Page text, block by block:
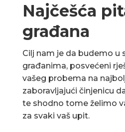
Najčešća
građana
Cilj nam je da budemo u
građanima, posvećeni
vašeg probema na
zaboravljajući činjenicu
te shodno tome želimo
za svaki vaš upit.